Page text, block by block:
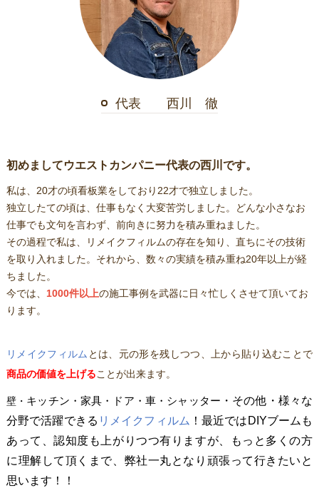
代表 西川 徹
初めましてウエストカンパニー代表の西川です。
私は、20才の頃看板業をしており22才で独立しました。
独立したての頃は、仕事もなく大変苦労しました。どんな小さなお
仕事でも文句を言わず、前向きに努力を積み重ねました。
その過程で私は、リメイクフィルムの存在を知り、直ちにその技術
を取り入れました。それから、数々の実績を積み重ね20年以上が経
ちました。
今では、 1000件以上の施工事例を武器に日々忙しくさせて頂いてお
ります。
リメイクフィルム とは、元の形を残しつつ、上から貼り込むことで
商品の価値を上げることが出来ます。
壁・ キッチン・家具・ドア・車・シャッター ・その他・様々な
分野で活躍できる リメイクフィルム ！最近ではDIYブームも
あって、認知度も上がりつつ有りますが、もっと多くの方
に理解して頂くまで、弊社一丸となり頑張って行きたいと
思います！！